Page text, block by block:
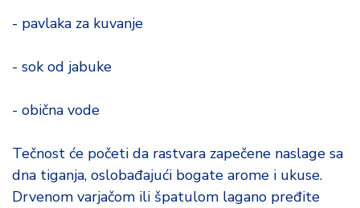
- pavlaka za kuvanje
- sok od jabuke
- obična vode
Tečnost će početi da rastvara zapečene naslage sa
dna tiganja, oslobađajući bogate arome i ukuse.
Drvenom varjačom ili špatulom lagano pređite